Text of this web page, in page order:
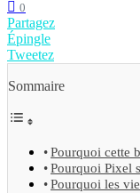
0
Partagez
Épingle
Tweetez
Sommaire
Pourquoi cette
Pourquoi Pixel
Pourquoi les